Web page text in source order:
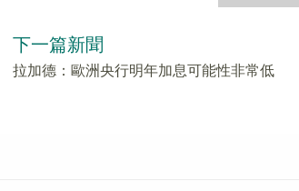
下一篇新聞
拉加德：歐洲央行明年加息可能性非常低